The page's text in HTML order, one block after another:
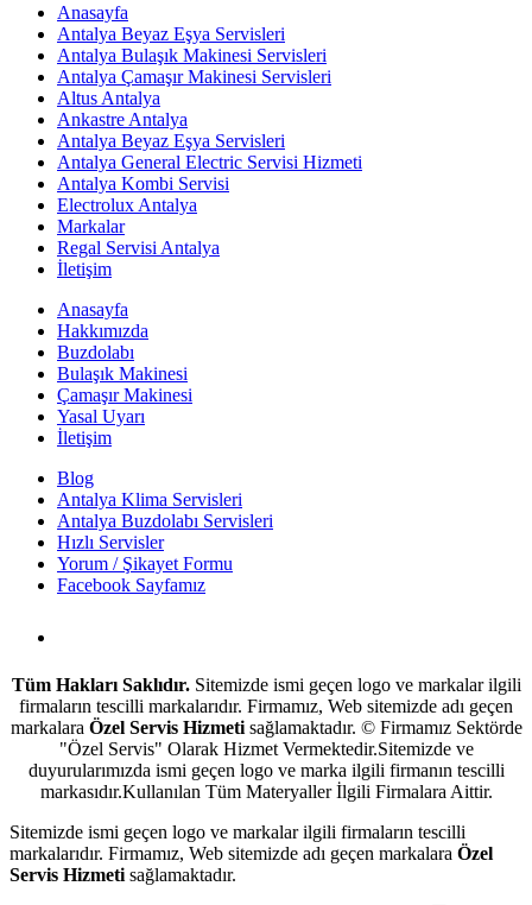
Anasayfa
Antalya Beyaz Eşya Servisleri
Antalya Bulaşık Makinesi Servisleri
Antalya Çamaşır Makinesi Servisleri
Altus Antalya
Ankastre Antalya
Antalya Beyaz Eşya Servisleri
Antalya General Electric Servisi Hizmeti
Antalya Kombi Servisi
Electrolux Antalya
Markalar
Regal Servisi Antalya
İletişim
Anasayfa
Hakkımızda
Buzdolabı
Bulaşık Makinesi
Çamaşır Makinesi
Yasal Uyarı
İletişim
Blog
Antalya Klima Servisleri
Antalya Buzdolabı Servisleri
Hızlı Servisler
Yorum / Şikayet Formu
Facebook Sayfamız
Tüm Hakları Saklıdır. Sitemizde ismi geçen logo ve markalar ilgili
firmaların tescilli markalarıdır. Firmamız, Web sitemizde adı geçen
markalara Özel Servis Hizmetisağlamaktadır. © Firmamız Sektörde
"Özel Servis" Olarak Hizmet Vermektedir.Sitemizde ve
duyurularımızda ismi geçen logo ve marka ilgili firmanın tescilli
markasıdır.Kullanılan Tüm Materyaller İlgili Firmalara Aittir.
Sitemizde ismi geçen logo ve markalar ilgili firmaların tescilli
markalarıdır. Firmamız, Web sitemizde adı geçen markalara Özel
Servis Hizmeti sağlamaktadır.